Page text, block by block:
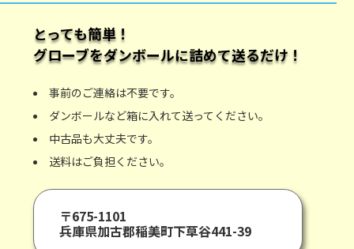
とっても簡単！
グローブをダンボールに詰めて送るだけ！
事前のご連絡は不要です。
ダンボールなど箱に入れて送ってください。
中古品も大丈夫です。
送料はご負担ください。
〒675-1101
兵庫県加古郡稲美町下草谷441-39